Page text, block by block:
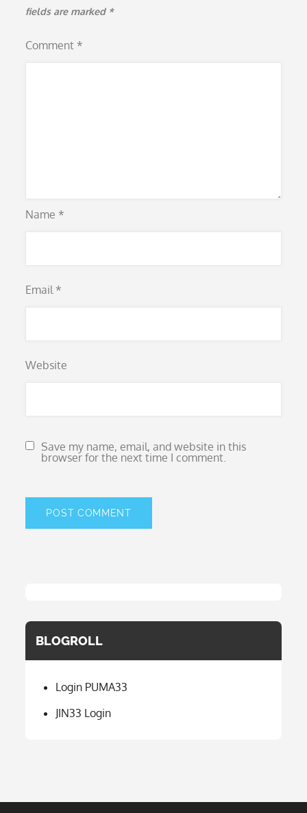
fields are marked *
Comment *
Name *
Email *
Website
Save my name, email, and website in this
browser for the next time I comment.
BLOGROLL
Login PUMA33
JIN33 Login